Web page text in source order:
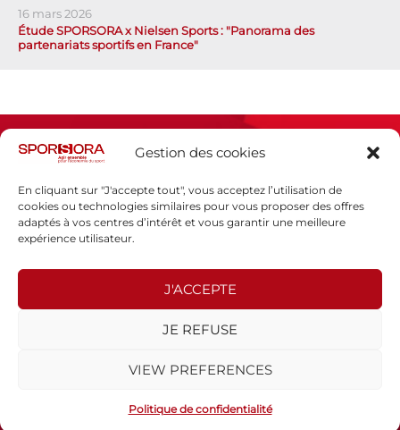
Gestion des cookies
En cliquant sur "J'accepte tout", vous acceptez l’utilisation de
cookies ou technologies similaires pour vous proposer des offres
adaptés à vos centres d’intérêt et vous garantir une meilleure
expérience utilisateur.
J'ACCEPTE
JE REFUSE
VIEW PREFERENCES
Politique de confidentialité
16 mars 2026
Étude SPORSORA x Nielsen Sports : "Panorama des
partenariats sportifs en France"
Espace presse
Politique de confidentialité
SPORSORA
75015 PARIS
WEB Stratégies- © 2026 Tous droits réservés.